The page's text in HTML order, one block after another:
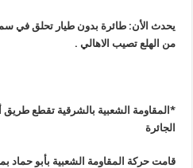
يحدث الأن: طائرة بدون طيار تحلق في
من الهلع تصيب الاهالي .
*المقاومة الشعبية بالشرقية تقطع طريق
الجائرة
قامت حركة المقاومة الشعبية بأبو